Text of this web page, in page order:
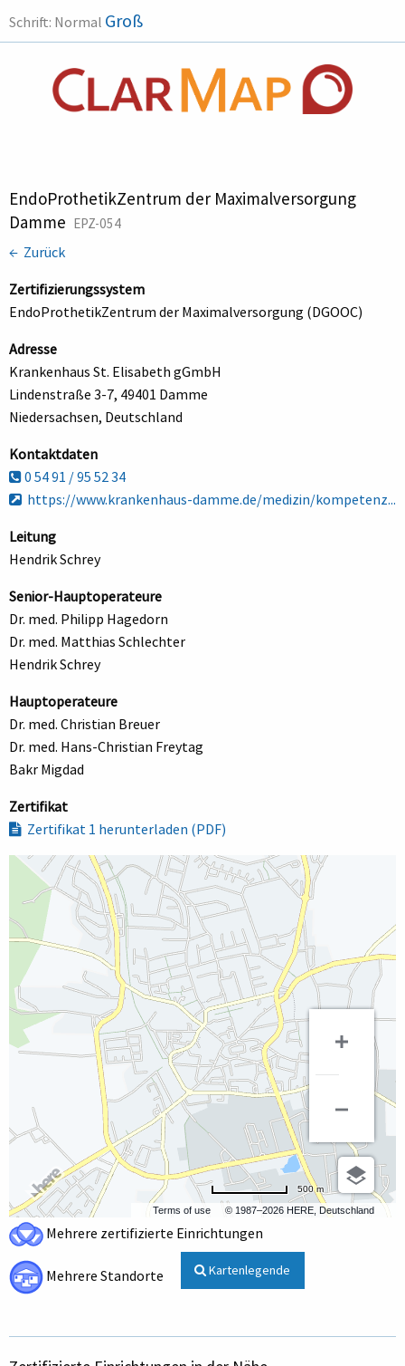
Schrift: Normal Groß
EndoProthetikZentrum der Maximalversorgung
Damme EPZ-054
← Zurück
Zertifizierungssystem
EndoProthetikZentrum der Maximalversorgung (DGOOC)
Adresse
Krankenhaus St. Elisabeth gGmbH
Lindenstraße 3-7, 49401 Damme
Niedersachsen, Deutschland
Kontaktdaten
0 54 91 / 95 52 34
https://www.krankenhaus-damme.de/medizin/kompetenz...
Leitung
Hendrik Schrey
Senior-Hauptoperateure
Dr. med. Philipp Hagedorn
Dr. med. Matthias Schlechter
Hendrik Schrey
Hauptoperateure
Dr. med. Christian Breuer
Dr. med. Hans-Christian Freytag
Bakr Migdad
Zertifikat
Zertifikat 1 herunterladen (PDF)
Terms of use © 1987–2026 HERE, Deutschland
500 m
Mehrere zertifizierte Einrichtungen
Mehrere Standorte Kartenlegende